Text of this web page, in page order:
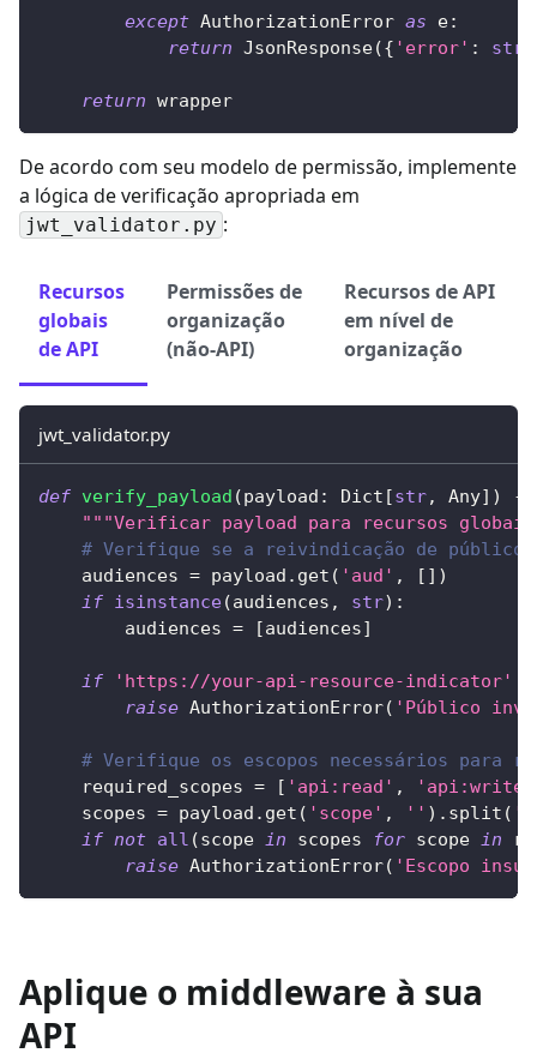
except AuthorizationError as e:
return JsonResponse({ 'error' : str
return wrapper
De acordo com seu modelo de permissão, implemente
a lógica de verificação apropriada em
jwt_validator.py :
Recursos
globais
de API
Permissões de
organização
(não-API)
Recursos de API
em nível de
organização
jwt_validator.py
def verify_payload (payload : Dict [str, Any] ) -
"""Verificar payload para recursos
# Verifique se a reivindicação de público
    audiences
= payload . get ( 'aud' , [ ] )
if isinstance(audiences , str) :
        audiences
= [audiences]
if 'https://your-api-resource-indicator'
raise AuthorizationError( 'Público
# Verifique os escopos necessários para
    required_scopes
= [ 'api:read' , 'api:write'
    scopes
= payload . get ( 'scope' , '' ) . split ( '
if not all (scope in scopes for scope in
raise AuthorizationError( 'Escopo
Aplique o middleware à sua
API